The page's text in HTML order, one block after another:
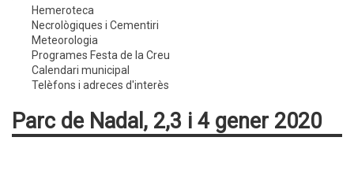
Hemeroteca
Necrològiques i Cementiri
Meteorologia
Programes Festa de la Creu
Calendari municipal
Telèfons i adreces d'interès
Parc de Nadal, 2,3 i 4 gener 2020